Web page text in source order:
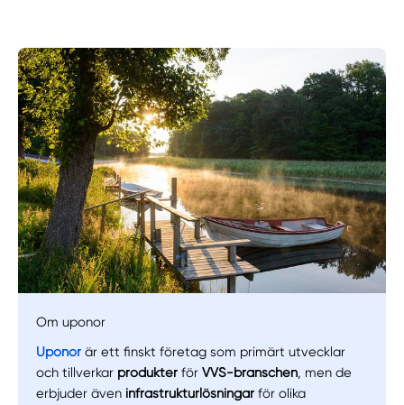
Välj tillvägagångssätt
Om uponor
Uponorär ett finskt företag som primärt utvecklar
och tillverkar produkterförVVS-branschen, men de
erbjuder även infrastrukturlösningarför olika